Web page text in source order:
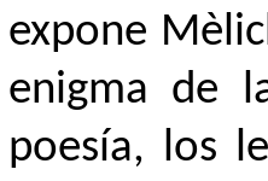
expone
enigma de
poesía, los